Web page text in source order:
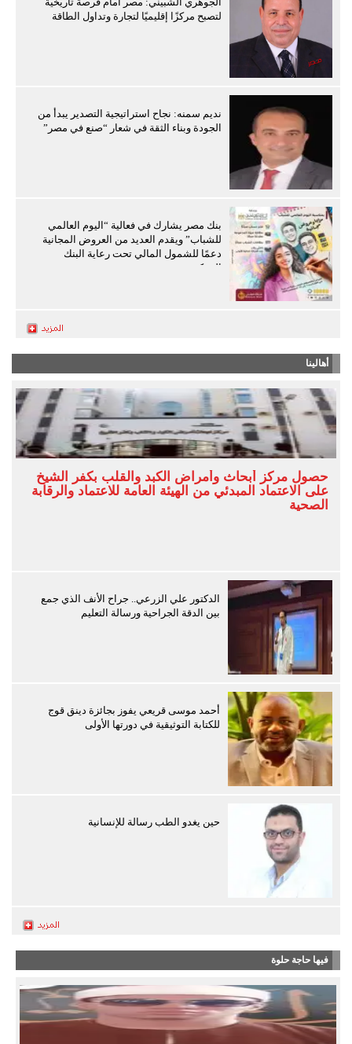
لتصبح مركزًا إقليميًا لتجارة وتداول الطاقة
نديم سمنه: نجاح استراتيجية التصدير يبدأ من
الجودة وبناء الثقة في شعار “صنع في مصر”
بنك مصر يشارك في فعالية “اليوم العالمي
للشباب” ويقدم العديد من العروض المجانية
دعمًا للشمول المالي تحت رعاية البنك
المركزي
أهالينا
حصول مركز أبحاث وأمراض الكبد والقلب بكفر الشيخ
على الاعتماد المبدئي من الهيئة العامة للاعتماد والرقابة
الصحية
الدكتور علي الزرعي.. جراح الأنف الذي جمع
بين الدقة الجراحية ورسالة التعليم
أحمد موسى قريعي يفوز بجائزة دينق قوج
للكتابة التوثيقية في دورتها الأولى
حين يغدو الطب رسالة للإنسانية
فيها حاجة حلوة